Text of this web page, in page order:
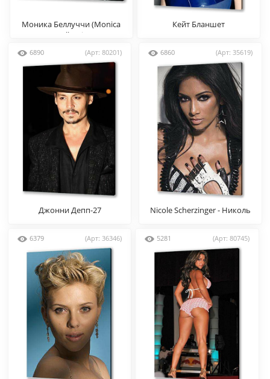
Моника Беллуччи (Monica
Bellucci)
Кейт Бланшет
6890 (Арт: 80201)
Джонни Депп-27
6860 (Арт: 35619)
Nicole Scherzinger - Николь
6379 (Арт: 36346) 5281 (Арт: 80745)